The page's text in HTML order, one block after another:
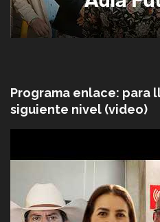
Programa enlace: para
siguiente nivel (video)